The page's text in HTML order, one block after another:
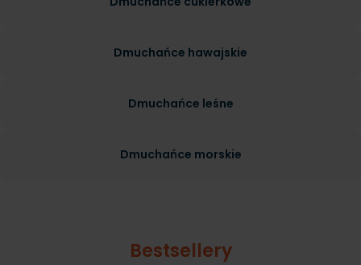
Dmuchańce hawajskie
Dmuchańce leśne
Dmuchańce morskie
Bestsellery